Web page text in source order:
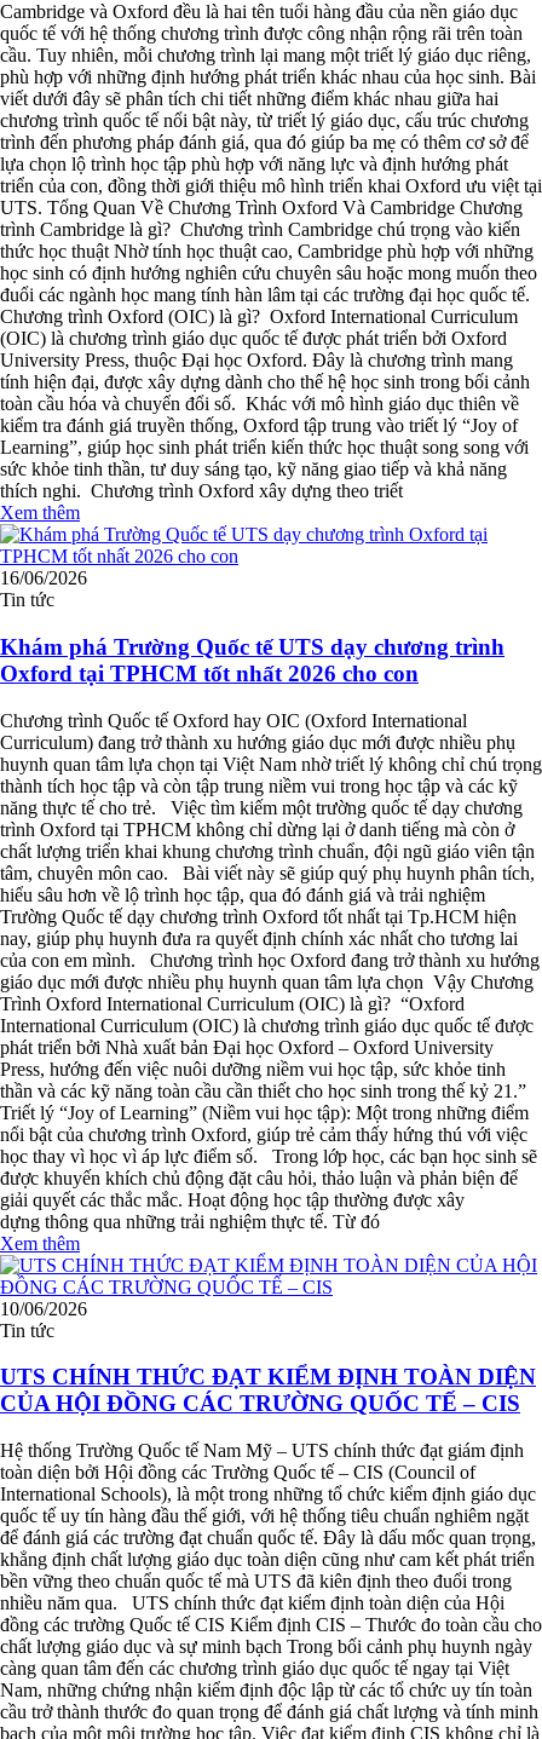
Cambridge và Oxford đều là hai tên tuổi hàng đầu của nền giáo dục
quốc tế với hệ thống chương trình được công nhận rộng rãi trên toàn
cầu. Tuy nhiên, mỗi chương trình lại mang một triết lý giáo dục riêng,
phù hợp với những định hướng phát triển khác nhau của học sinh. Bài
viết dưới đây sẽ phân tích chi tiết những điểm khác nhau giữa hai
chương trình quốc tế nổi bật này, từ triết lý giáo dục, cấu trúc chương
trình đến phương pháp đánh giá, qua đó giúp ba mẹ có thêm cơ sở để
lựa chọn lộ trình học tập phù hợp với năng lực và định hướng phát
triển của con, đồng thời giới thiệu mô hình triển khai Oxford ưu việt tại
UTS. Tổng Quan Về Chương Trình Oxford Và Cambridge Chương
trình Cambridge là gì? Chương trình Cambridge chú trọng vào kiến
thức học thuật Nhờ tính học thuật cao, Cambridge phù hợp với những
học sinh có định hướng nghiên cứu chuyên sâu hoặc mong muốn theo
đuổi các ngành học mang tính hàn lâm tại các trường đại học quốc tế.
Chương trình Oxford (OIC) là gì? Oxford International Curriculum
(OIC) là chương trình giáo dục quốc tế được phát triển bởi Oxford
University Press, thuộc Đại học Oxford. Đây là chương trình mang
tính hiện đại, được xây dựng dành cho thế hệ học sinh trong bối cảnh
toàn cầu hóa và chuyển đổi số. Khác với mô hình giáo dục thiên về
kiểm tra đánh giá truyền thống, Oxford tập trung vào triết lý “Joy of
Learning”, giúp học sinh phát triển kiến thức học thuật song song với
sức khỏe tinh thần, tư duy sáng tạo, kỹ năng giao tiếp và khả năng
thích nghi. Chương trình Oxford xây dựng theo triết
Xem thêm
16/06/2026
Tin tức
Khám phá Trường Quốc tế UTS dạy chương trình
Oxford tại TPHCM tốt nhất 2026 cho con
Chương trình Quốc tế Oxford hay OIC (Oxford International
Curriculum) đang trở thành xu hướng giáo dục mới được nhiều phụ
huynh quan tâm lựa chọn tại Việt Nam nhờ triết lý không chỉ chú trọng
thành tích học tập và còn tập trung niềm vui trong học tập và các kỹ
năng thực tế cho trẻ. Việc tìm kiếm một trường quốc tế dạy chương
trình Oxford tại TPHCM không chỉ dừng lại ở danh tiếng mà còn ở
chất lượng triển khai khung chương trình chuẩn, đội ngũ giáo viên tận
tâm, chuyên môn cao. Bài viết này sẽ giúp quý phụ huynh phân tích,
hiểu sâu hơn về lộ trình học tập, qua đó đánh giá và trải nghiệm
Trường Quốc tế dạy chương trình Oxford tốt nhất tại Tp.HCM hiện
nay, giúp phụ huynh đưa ra quyết định chính xác nhất cho tương lai
của con em mình. Chương trình học Oxford đang trở thành xu hướng
giáo dục mới được nhiều phụ huynh quan tâm lựa chọn Vậy Chương
Trình Oxford International Curriculum (OIC) là gì? “Oxford
International Curriculum (OIC) là chương trình giáo dục quốc tế được
phát triển bởi Nhà xuất bản Đại học Oxford – Oxford University
Press, hướng đến việc nuôi dưỡng niềm vui học tập, sức khỏe tinh
thần và các kỹ năng toàn cầu cần thiết cho học sinh trong thế kỷ 21.”
Triết lý “Joy of Learning” (Niềm vui học tập): Một trong những điểm
nổi bật của chương trình Oxford, giúp trẻ cảm thấy hứng thú với việc
học thay vì học vì áp lực điểm số. Trong lớp học, các bạn học sinh sẽ
được khuyến khích chủ động đặt câu hỏi, thảo luận và phản biện để
giải quyết các thắc mắc. Hoạt động học tập thường được xây
dựng thông qua những trải nghiệm thực tế. Từ đó
Xem thêm
10/06/2026
Tin tức
UTS CHÍNH THỨC ĐẠT KIỂM ĐỊNH TOÀN DIỆN
CỦA HỘI ĐỒNG CÁC TRƯỜNG QUỐC TẾ – CIS
Hệ thống Trường Quốc tế Nam Mỹ – UTS chính thức đạt giám định
toàn diện bởi Hội đồng các Trường Quốc tế – CIS (Council of
International Schools), là một trong những tổ chức kiểm định giáo dục
quốc tế uy tín hàng đầu thế giới, với hệ thống tiêu chuẩn nghiêm ngặt
để đánh giá các trường đạt chuẩn quốc tế. Đây là dấu mốc quan trọng,
khẳng định chất lượng giáo dục toàn diện cũng như cam kết phát triển
bền vững theo chuẩn quốc tế mà UTS đã kiên định theo đuổi trong
nhiều năm qua. UTS chính thức đạt kiểm định toàn diện của Hội
đồng các trường Quốc tế CIS Kiểm định CIS – Thước đo toàn cầu cho
chất lượng giáo dục và sự minh bạch Trong bối cảnh phụ huynh ngày
càng quan tâm đến các chương trình giáo dục quốc tế ngay tại Việt
Nam, những chứng nhận kiểm định độc lập từ các tổ chức uy tín toàn
cầu trở thành thước đo quan trọng để đánh giá chất lượng và tính minh
bạch của một môi trường học tập. Việc đạt kiểm định CIS không chỉ là